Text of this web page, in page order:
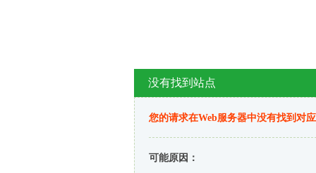
没有找到站点
您的请求在Web服务器中没有找到对
可能原因：